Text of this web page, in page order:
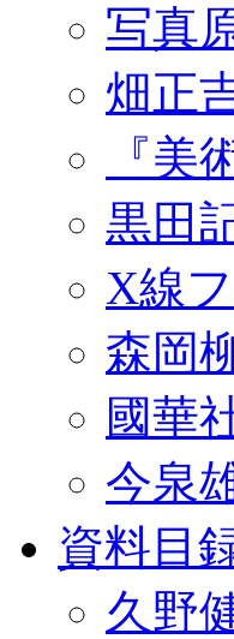
写真
畑正
『美
黒田
X線
森岡
國華
今泉
資料目
久野